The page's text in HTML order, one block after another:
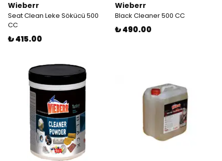
Wieberr
Seat Clean Leke Sökücü 500
CC
₺ 415.00
Wieberr
Black Cleaner 500 CC
₺ 490.00